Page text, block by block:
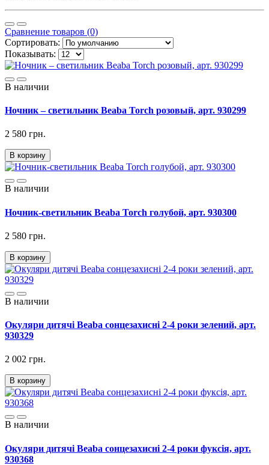
Сравнение товаров (0)
Сортировать:
Показывать:
В наличии
Ночник – светильник Beaba Torch розовый, арт. 930299
2 580 грн.
В корзину
В наличии
Ночник-светильник Beaba Torch голубой, арт. 930300
2 580 грн.
В корзину
В наличии
Окуляри дитячі Beaba cонцезахисні 2-4 роки зелений, арт.
930329
2 002 грн.
В корзину
В наличии
Окуляри дитячі Beaba cонцезахисні 2-4 роки фуксія, арт.
930368